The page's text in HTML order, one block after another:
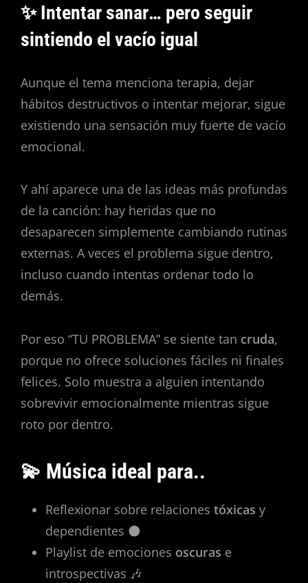
✨ Intentar sanar… pero seguir
sintiendo el vacío igual
Aunque el tema menciona terapia, dejar
hábitos destructivos o intentar mejorar, sigue
existiendo una sensación muy fuerte de vacío
emocional.
Y ahí aparece una de las ideas más profundas
de la canción: hay heridas que no
desaparecen simplemente cambiando rutinas
externas. A veces el problema sigue dentro,
incluso cuando intentas ordenar todo lo
demás.
Por eso “TU PROBLEMA” se siente tan cruda,
porque no ofrece soluciones fáciles ni finales
felices. Solo muestra a alguien intentando
sobrevivir emocionalmente mientras sigue
roto por dentro.
💫 Música ideal para..
Reflexionar sobre relaciones tóxicas y
dependientes 🌑
Playlist de emociones oscuras e
introspectivas 🎶